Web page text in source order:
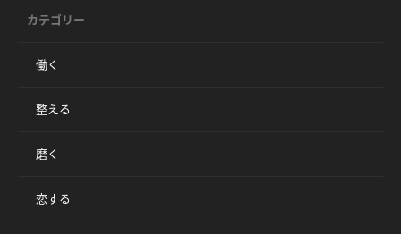
カテゴリー
働く
整える
磨く
恋する